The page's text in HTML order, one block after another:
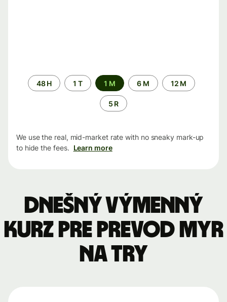
Time
period
48 H 1 T 1 M 6 M 12 M
5 R
We use the real, mid-market rate with no sneaky mark-up
to hide the fees. Learn more
Dnešný výmenný
kurz pre prevod MYR
na TRY